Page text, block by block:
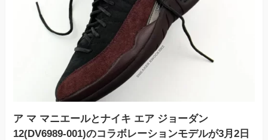
ア マ マニエールとナイキ エア ジョーダン
12(DV6989-001)のコラボレーションモデルが3月2日